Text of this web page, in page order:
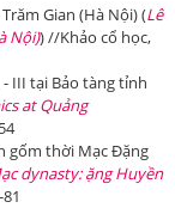
Gian (Hà Nội) (Lê
Nội)) //Khảo cổ học,
III tại Bảo tàng tỉnh
at Quảng
gốm thời Mạc Đặng
dynasty:ặng Huyền